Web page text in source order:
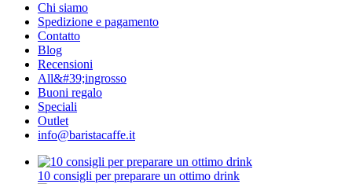
Chi siamo
Spedizione e pagamento
Contatto
Blog
Recensioni
All&#39;ingrosso
Buoni regalo
Speciali
Outlet
info@baristacaffe.it
10 consigli per preparare un ottimo drink